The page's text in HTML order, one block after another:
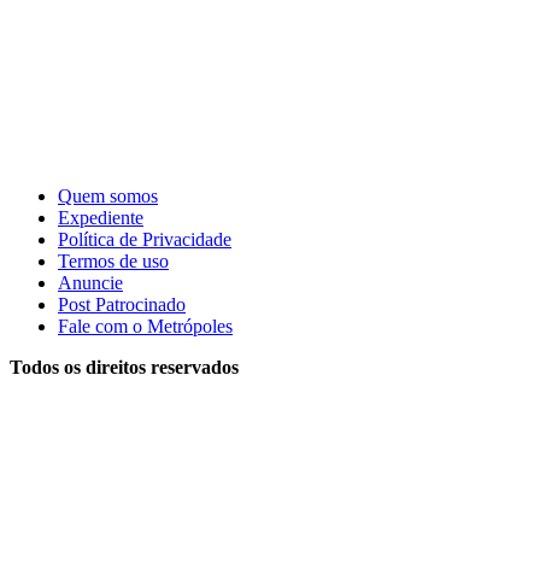
Quem somos
Expediente
Política de Privacidade
Termos de uso
Anuncie
Post Patrocinado
Fale com o Metrópoles
Todos os direitos reservados